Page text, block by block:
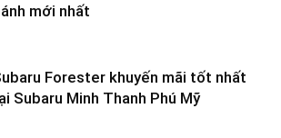
mới nhất
Forester khuyến mãi tốt nhất
Subaru Minh Thanh Phú Mỹ